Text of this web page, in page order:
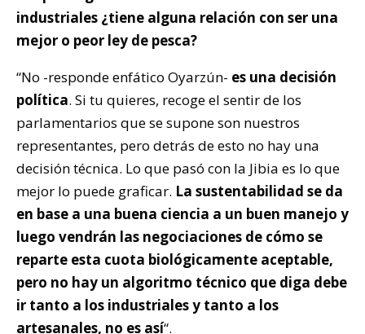
industriales ¿tiene alguna relación con ser una
mejor o peor ley de pesca?
“No -responde enfático Oyarzún- es una decisión
política. Si tu quieres, recoge el sentir de los
parlamentarios que se supone son nuestros
representantes, pero detrás de esto no hay una
decisión técnica. Lo que pasó con la Jibia es lo que
mejor lo puede graficar. La sustentabilidad se da
en base a una buena ciencia a un buen manejo y
luego vendrán las negociaciones de cómo se
reparte esta cuota biológicamente aceptable,
pero no hay un algoritmo técnico que diga debe
ir tanto a los industriales y tanto a los
artesanales, no es así“.